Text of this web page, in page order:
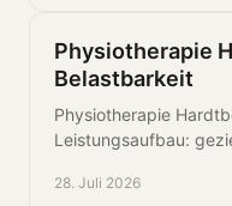
Physiotherapie
Belastbarkeit
Physiotherapie
Leistungsaufbau:
28. Juli 2026